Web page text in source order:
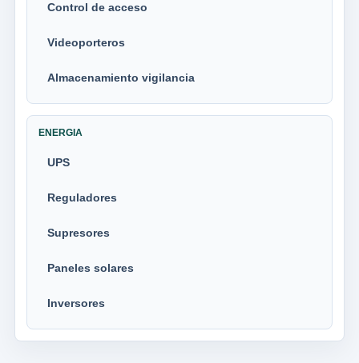
Control de acceso
Videoporteros
Almacenamiento vigilancia
ENERGIA
UPS
Reguladores
Supresores
Paneles solares
Inversores